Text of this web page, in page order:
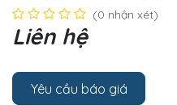
(0 nhận xét)
Liên hệ
Yêu cầu báo giá